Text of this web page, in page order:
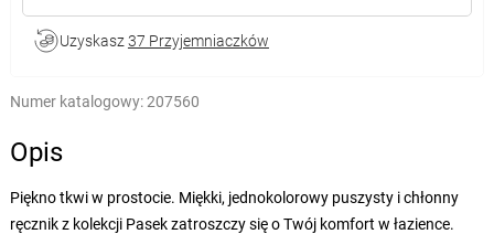
Uzyskasz 37 Przyjemniaczków
Numer katalogowy:207560
Opis
Piękno tkwi w prostocie. Miękki, jednokolorowy puszysty i chłonny
ręcznik z kolekcji Pasek zatroszczy się o Twój komfort w łazience.